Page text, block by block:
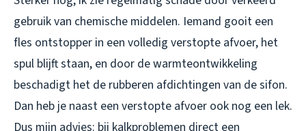
gebruik van chemische middelen. Iemand gooit een
fles ontstopper in een volledig verstopte afvoer, het
spul blijft staan, en door de warmteontwikkeling
beschadigt het de rubberen afdichtingen van de sifon.
Dan heb je naast een verstopte afvoer ook nog een lek.
Dus mijn advies: bij kalkproblemen direct een